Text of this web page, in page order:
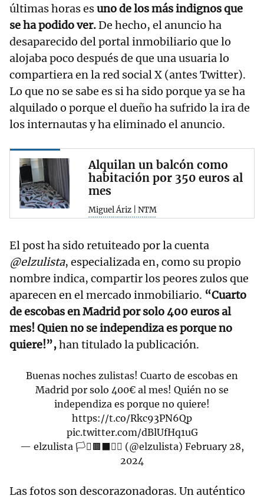
últimas horas esuno de los más indignos que
se ha podido ver.De hecho, el anuncio ha
desaparecido del portal inmobiliario que lo
alojaba poco después de que una usuaria lo
compartiera en la red social X (antes Twitter).
Lo que no se sabe es si ha sido porque ya se ha
alquilado o porque el dueño ha sufrido la ira de
los internautas y ha eliminado el anuncio.
Alquilan un balcón como
habitación por 350 euros al
mes
Miguel Áriz | NTM
El post ha sido retuiteado por la cuenta
@elzulista, especializada en, como su propio
nombre indica, compartir los peores zulos que
aparecen en el mercado inmobiliario. “Cuarto
de escobas en Madrid por solo 400 euros al
mes! Quien no se independiza es porque no
quiere!”,han titulado la publicación.
Buenas noches zulistas! Cuarto de escobas en
Madrid por solo 400€ al mes! Quién no se
independiza es porque no quiere!
https://t.co/Rkc93PN6Qp
pic.twitter.com/dBlUfHq1uG
— elzulista 🏳️‍⚧️🟫⬛️🏳️‍🌈 (@elzulista) February 28,
2024
Las fotos son descorazonadoras. Un auténtico